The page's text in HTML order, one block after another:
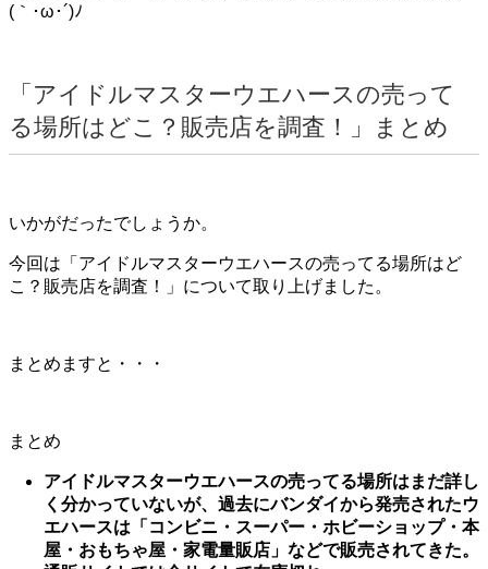
(｀･ω･´)ﾉ
「アイドルマスターウエハースの売って
る場所はどこ？販売店を調査！」まとめ
いかがだったでしょうか。
今回は「アイドルマスターウエハースの売ってる場所はど
こ？販売店を調査！」について取り上げました。
まとめますと・・・
まとめ
アイドルマスターウエハースの売ってる場所はまだ詳し
く分かっていないが、過去にバンダイから発売されたウ
エハースは「コンビニ・スーパー・ホビーショップ・本
屋・おもちゃ屋・家電量販店」などで販売されてきた。